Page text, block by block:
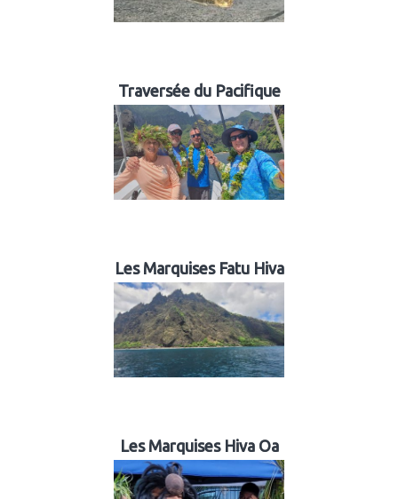
Traversée du Pacifique
Les Marquises Fatu Hiva
Les Marquises Hiva Oa